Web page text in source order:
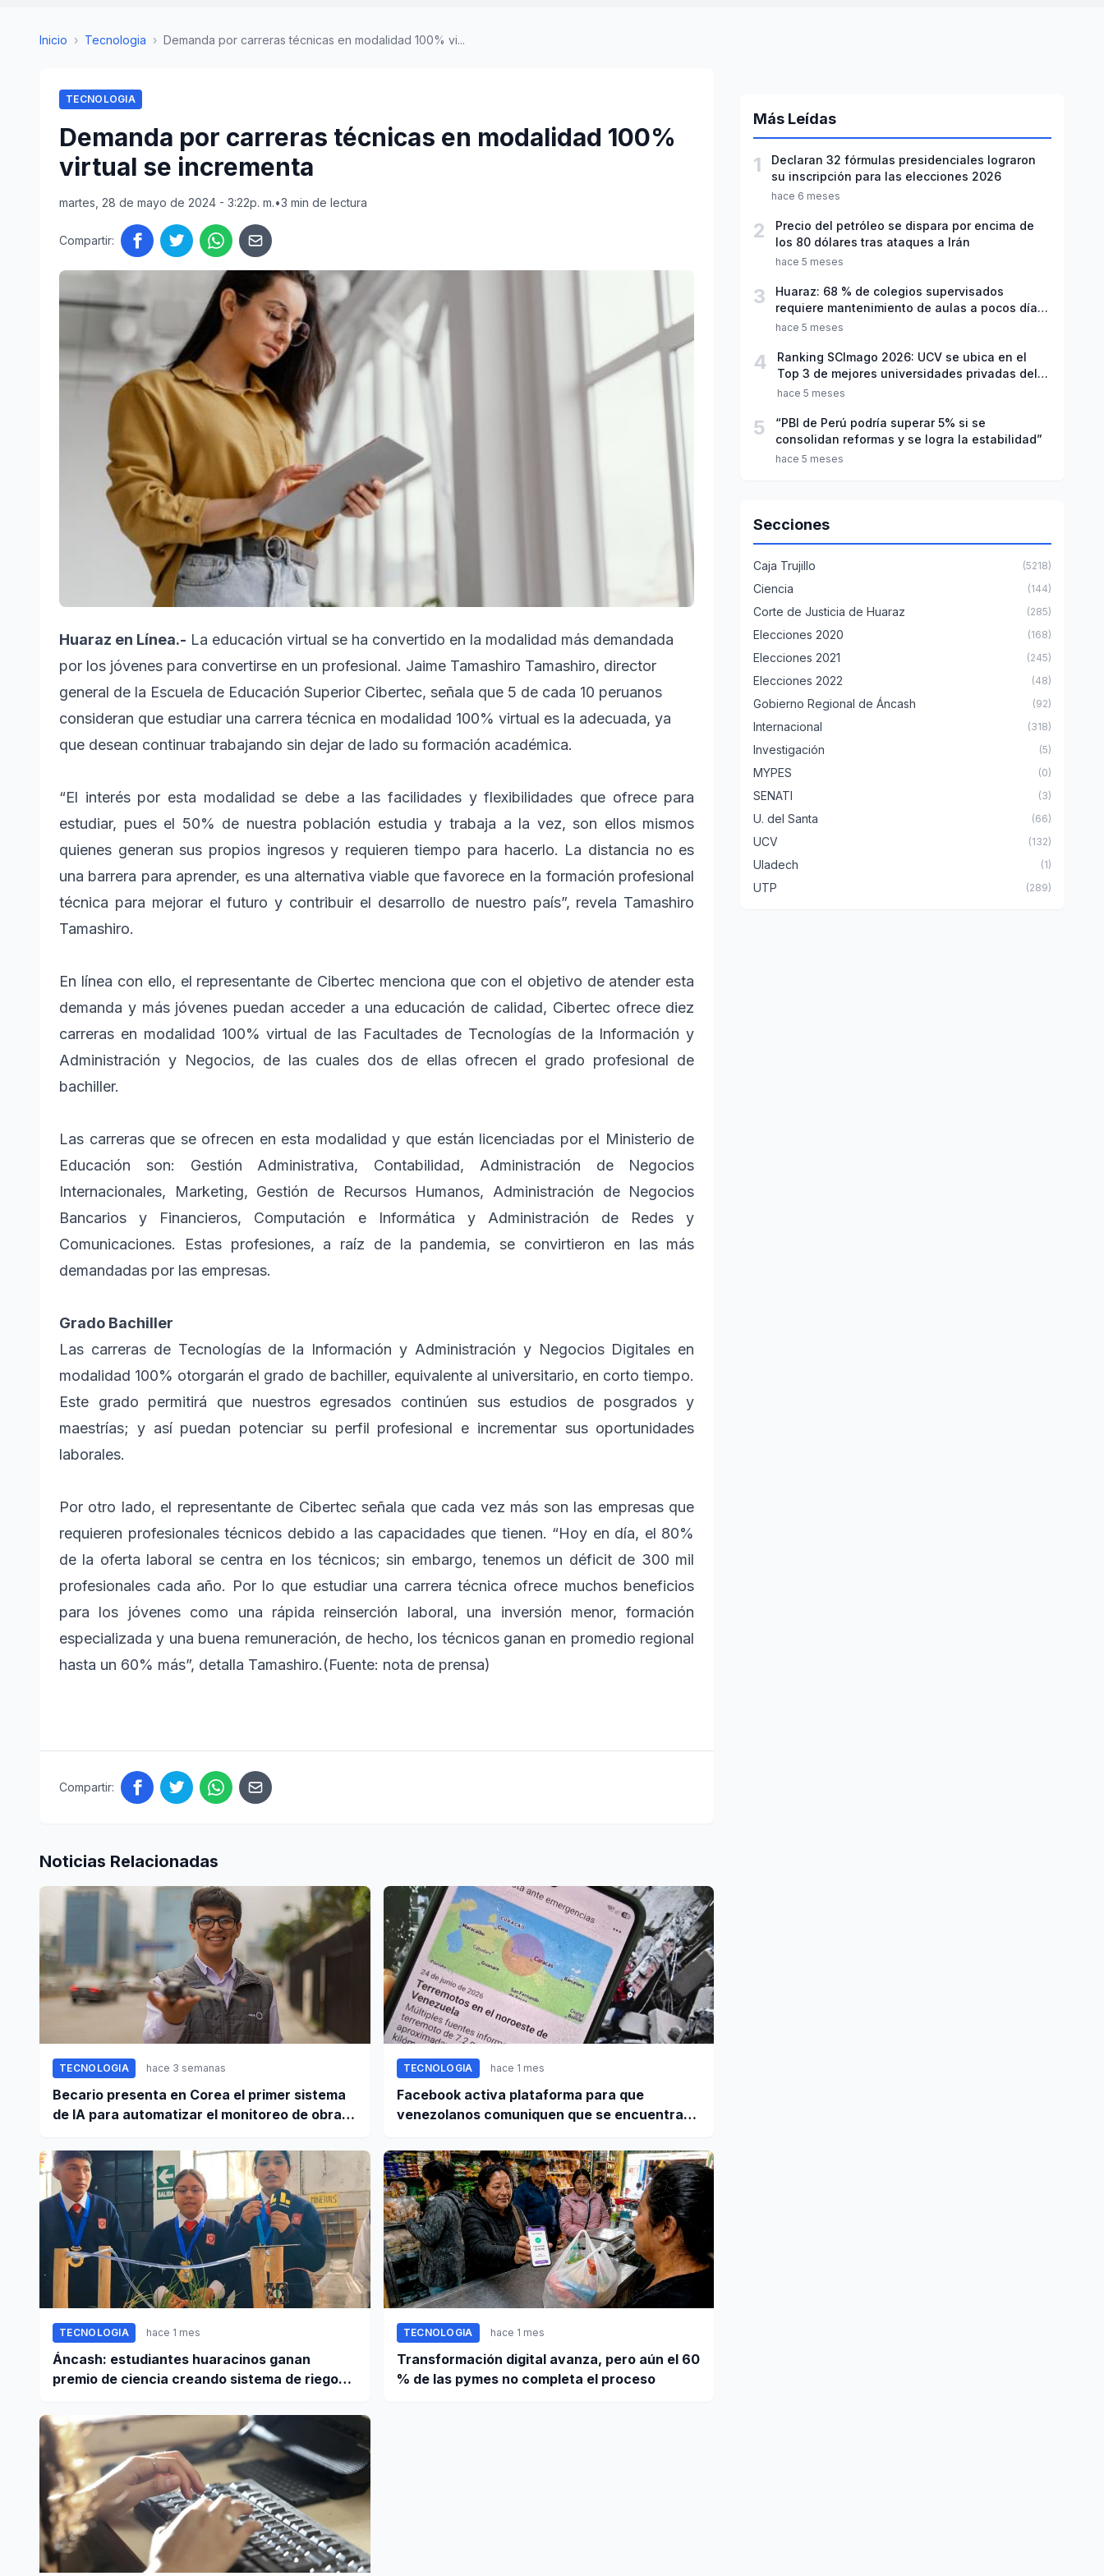
Inicio › Tecnologia › Demanda por carreras técnicas en modalidad 100% vi...
TECNOLOGIA
Demanda por carreras técnicas en modalidad 100%
virtual se incrementa
martes, 28 de mayo de 2024 - 3:22p. m.•3 min de lectura
Compartir:
Huaraz en Línea.- La educación virtual se ha convertido en la modalidad más demandada
por los jóvenes para convertirse en un profesional. Jaime Tamashiro Tamashiro, director
general de la Escuela de Educación Superior Cibertec, señala que 5 de cada 10 peruanos
consideran que estudiar una carrera técnica en modalidad 100% virtual es la adecuada, ya
que desean continuar trabajando sin dejar de lado su formación académica.
“El interés por esta modalidad se debe a las facilidades y flexibilidades que ofrece para
estudiar, pues el 50% de nuestra población estudia y trabaja a la vez, son ellos mismos
quienes generan sus propios ingresos y requieren tiempo para hacerlo. La distancia no es
una barrera para aprender, es una alternativa viable que favorece en la formación profesional
técnica para mejorar el futuro y contribuir el desarrollo de nuestro país”, revela Tamashiro
Tamashiro.
En línea con ello, el representante de Cibertec menciona que con el objetivo de atender esta
demanda y más jóvenes puedan acceder a una educación de calidad, Cibertec ofrece diez
carreras en modalidad 100% virtual de las Facultades de Tecnologías de la Información y
Administración y Negocios, de las cuales dos de ellas ofrecen el grado profesional de
bachiller.
Las carreras que se ofrecen en esta modalidad y que están licenciadas por el Ministerio de
Educación son: Gestión Administrativa, Contabilidad, Administración de Negocios
Internacionales, Marketing, Gestión de Recursos Humanos, Administración de Negocios
Bancarios y Financieros, Computación e Informática y Administración de Redes y
Comunicaciones. Estas profesiones, a raíz de la pandemia, se convirtieron en las más
demandadas por las empresas.
Grado Bachiller
Las carreras de Tecnologías de la Información y Administración y Negocios Digitales en
modalidad 100% otorgarán el grado de bachiller, equivalente al universitario, en corto tiempo.
Este grado permitirá que nuestros egresados continúen sus estudios de posgrados y
maestrías; y así puedan potenciar su perfil profesional e incrementar sus oportunidades
laborales.
Por otro lado, el representante de Cibertec señala que cada vez más son las empresas que
requieren profesionales técnicos debido a las capacidades que tienen. “Hoy en día, el 80%
de la oferta laboral se centra en los técnicos; sin embargo, tenemos un déficit de 300 mil
profesionales cada año. Por lo que estudiar una carrera técnica ofrece muchos beneficios
para los jóvenes como una rápida reinserción laboral, una inversión menor, formación
especializada y una buena remuneración, de hecho, los técnicos ganan en promedio regional
hasta un 60% más”, detalla Tamashiro.(Fuente: nota de prensa)
Compartir:
Noticias Relacionadas
TECNOLOGIA hace 3 semanas
Becario presenta en Corea el primer sistema
de IA para automatizar el monitoreo de obras
TECNOLOGIA hace 1 mes
Facebook activa plataforma para que
venezolanos comuniquen que se encuentran
TECNOLOGIA hace 1 mes
Áncash: estudiantes huaracinos ganan
premio de ciencia creando sistema de riego
TECNOLOGIA hace 1 mes
Transformación digital avanza, pero aún el 60
% de las pymes no completa el proceso
Más Leídas
1
Declaran 32 fórmulas presidenciales lograron
su inscripción para las elecciones 2026
hace 6 meses
2
Precio del petróleo se dispara por encima de
los 80 dólares tras ataques a Irán
hace 5 meses
3
Huaraz: 68 % de colegios supervisados
requiere mantenimiento de aulas a pocos días
de inicio del año escolar 2026
hace 5 meses
4
Ranking SCImago 2026: UCV se ubica en el
Top 3 de mejores universidades privadas del
Perú
hace 5 meses
5
“PBI de Perú podría superar 5% si se
consolidan reformas y se logra la estabilidad”
hace 5 meses
Secciones
Caja Trujillo (5218)
Ciencia (144)
Corte de Justicia de Huaraz (285)
Elecciones 2020 (168)
Elecciones 2021 (245)
Elecciones 2022 (48)
Gobierno Regional de Áncash (92)
Internacional (318)
Investigación (5)
MYPES (0)
SENATI (3)
U. del Santa (66)
UCV (132)
Uladech (1)
UTP (289)